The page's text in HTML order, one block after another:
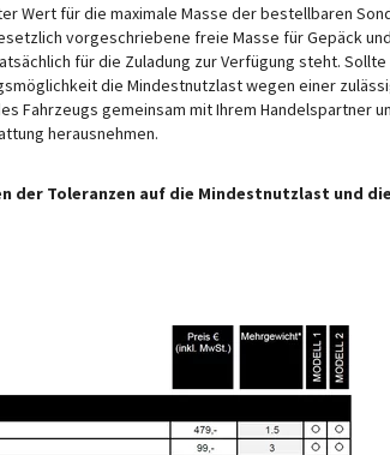
basiert. Preise in anderen Ländern können aufgrund
Land geltenden Preisen zu fragen, um den aktuellsten
können von anderen Modellen oder
festgelegten Standardwert. Aufgrund
sind rechtlich zulässig und möglich. Die zulässige
einen für jeden Typ und Grundriss ermittelten
dass die Mindestnutzlast, d.h. die gesetzlich
Das reale Gewicht Ihres Fahrzeugs ab Werk kann erst
die Mindestnutzlast wegen einer zulässigen
Sitzplätze reduzieren oder Sonderausstattung
verringert die Nutzlast. Das angegebene Mehrgewicht
Sonderausstattung darf die in den
Wert, mit dem CROSSCAMP festlegt, wieviel
Wert für die maximale Masse der bestellbaren
vorgeschriebene freie Masse für Gepäck
für die Zuladung zur Verfügung steht.
die Mindestnutzlast wegen einer
Fahrzeugs gemeinsam mit Ihrem Handelspartner
herausnehmen.
der Toleranzen auf die Mindestnutzlast und